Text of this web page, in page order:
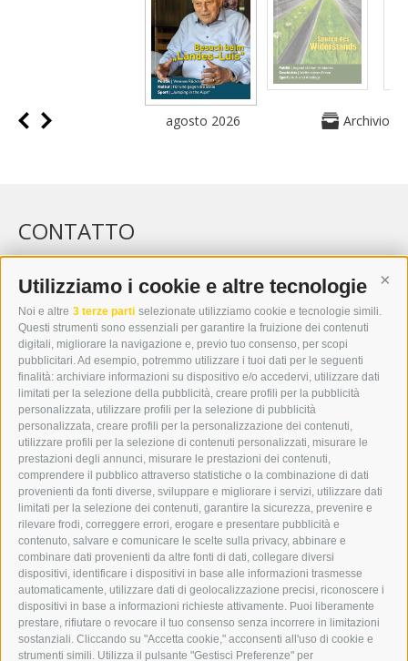
Utilizziamo i cookie e altre tecnologie
Noi e altre 3 terze parti selezionate utilizziamo cookie e tecnologie simili.
Questi strumenti sono essenziali per garantire la fruizione dei contenuti
digitali, migliorare la navigazione e, previo tuo consenso, per scopi
pubblicitari. Ad esempio, potremmo utilizzare i tuoi dati per le seguenti
finalità: archiviare informazioni su dispositivo e/o accedervi, utilizzare dati
limitati per la selezione della pubblicità, creare profili per la pubblicità
personalizzata, utilizzare profili per la selezione di pubblicità
personalizzata, creare profili per la personalizzazione dei contenuti,
utilizzare profili per la selezione di contenuti personalizzati, misurare le
prestazioni degli annunci, misurare le prestazioni dei contenuti,
comprendere il pubblico attraverso statistiche o la combinazione di dati
provenienti da fonti diverse, sviluppare e migliorare i servizi, utilizzare dati
limitati per la selezione dei contenuti, garantire la sicurezza, prevenire e
rilevare frodi, correggere errori, erogare e presentare pubblicità e
contenuto, salvare e comunicare le scelte sulla privacy, abbinare e
combinare dati provenienti da altre fonti di dati, collegare diversi
dispositivi, identificare i dispositivi in base alle informazioni trasmesse
automaticamente, utilizzare dati di geolocalizzazione precisi, riconoscere i
dispositivi in base a informazioni richieste attivamente. Puoi liberamente
prestare, rifiutare o revocare il tuo consenso senza incorrere in limitazioni
sostanziali. Cliccando su "Accetta cookie," acconsenti all'uso di cookie e
strumenti simili. Utilizza il pulsante "Gestisci Preferenze" per
agosto 2026 Archivio
CONTATTO
WIPP-MEDIA GMBH
DER ERKER
I-39049 VIPITENO
TEL.: +39 0472 766876
GRAFIK@DERERKER.IT
INFO@DERERKER.IT
BARBARA.FONTANA@DERERKER.IT
ERKER
PUBBLICITÀ NELL’ERKER
PUBBLICITÀ ONLINE
ADDEBITO DIRETTO SEPA
REGOLAMENTO COMMENTI
ONLINE VOTING
SERVICE
EVENTI